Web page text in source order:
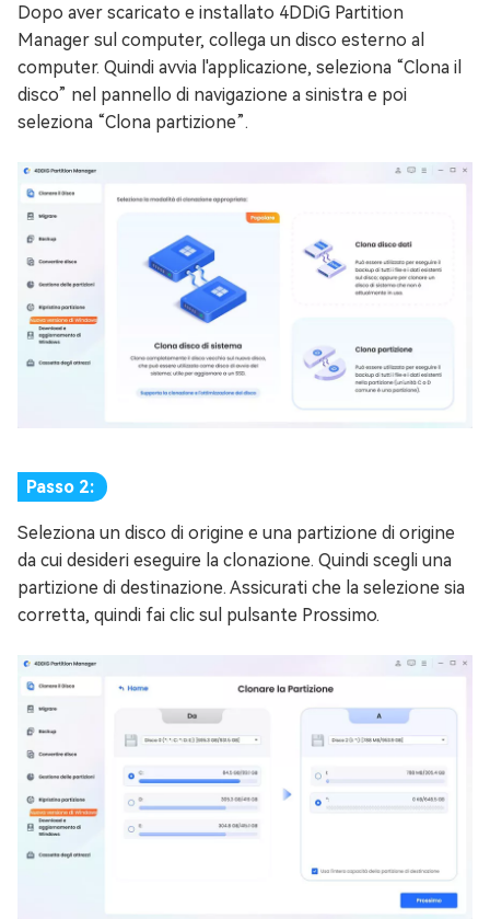
Dopo aver scaricato e installato 4DDiG Partition
Manager sul computer, collega un disco esterno al
computer. Quindi avvia l'applicazione, seleziona “Clona il
disco” nel pannello di navigazione a sinistra e poi
seleziona “Clona partizione”.
Passo 2:
Seleziona un disco di origine e una partizione di origine
da cui desideri eseguire la clonazione. Quindi scegli una
partizione di destinazione. Assicurati che la selezione sia
corretta, quindi fai clic sul pulsante Prossimo.